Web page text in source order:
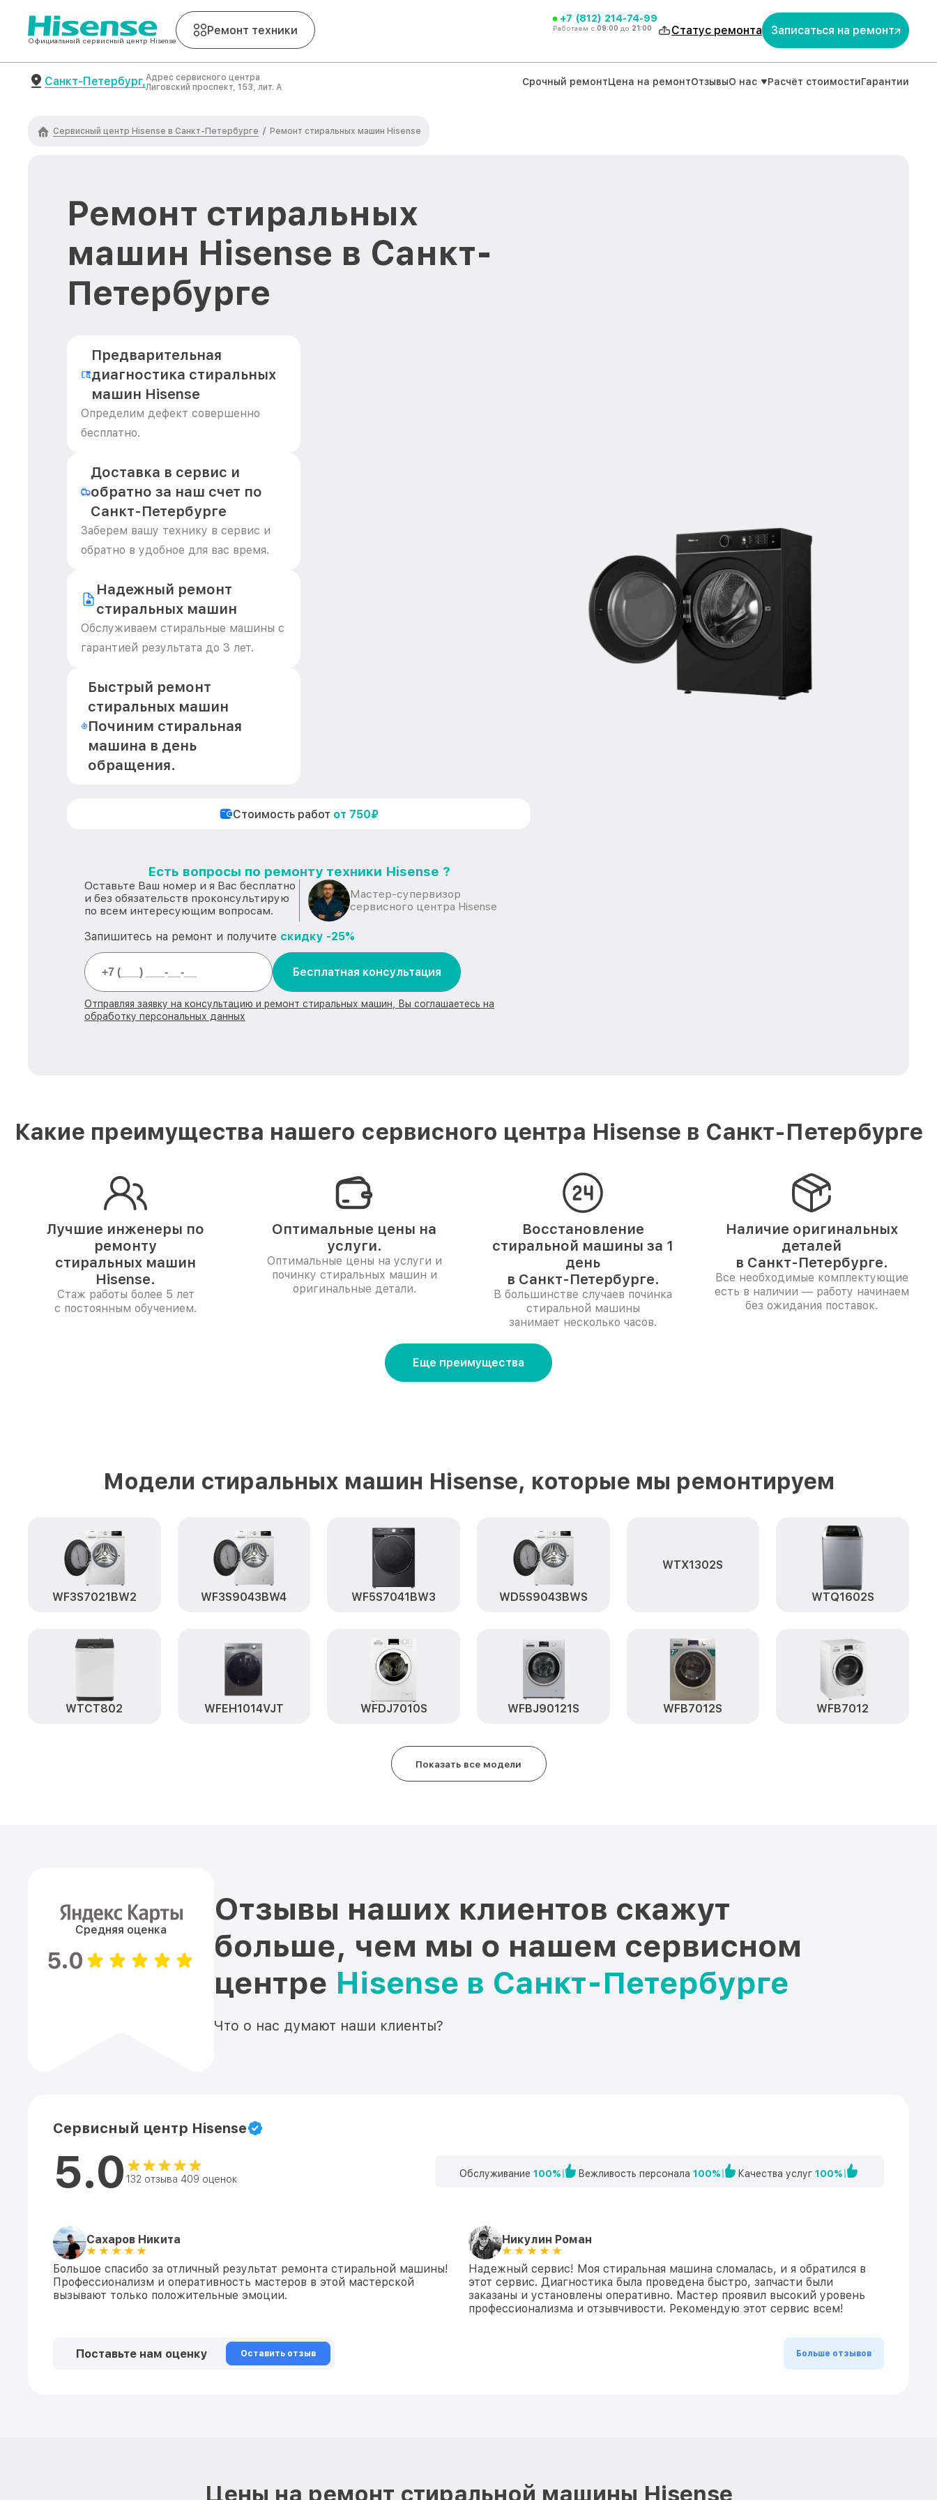
Официальный сервисный центр Hisense
Ремонт техники
+7 (812) 214-74-99
Работаем с 09:00 до 21:00 Статус ремонта Записаться на ремонт
Санкт-Петербург,Адрес сервисного центра
Лиговский проспект, 153, лит. А
Срочный ремонтЦена на ремонтОтзывыО нас Расчёт стоимостиГарантии
Сервисный центр Hisense в Санкт-Петербурге / Ремонт стиральных машин Hisense
Ремонт стиральных
машин Hisense в Санкт-
Петербурге
Предварительная
диагностика стиральных
машин Hisense
Определим дефект совершенно
бесплатно.
Доставка в сервис и
обратно за наш счет по
Санкт-Петербурге
Заберем вашу технику в сервис и
обратно в удобное для вас время.
Надежный ремонт
стиральных машин
Обслуживаем стиральные машины с
гарантией результата до 3 лет.
Быстрый ремонт
стиральных машин
Починим стиральная
машина в день
обращения.
Стоимость работ от 750₽
Есть вопросы по ремонту техники Hisense ?
Оставьте Ваш номер и я Вас бесплатно
и без обязательств проконсультирую
по всем интересующим вопросам.
Мастер-супервизор
сервисного центра Hisense
Запишитесь на ремонт и получите скидку -25%
Бесплатная консультация
Отправляя заявку на консультацию и ремонт стиральных машин, Вы соглашаетесь на
обработку персональных данных
Какие преимущества нашего сервисного центра Hisense в Санкт-Петербурге
Лучшие инженеры по
ремонту
стиральных машин
Hisense.
Стаж работы более 5 лет
с постоянным обучением.
Оптимальные цены на
услуги.
Оптимальные цены на услуги и
починку стиральных машин и
оригинальные детали.
Восстановление
стиральной машины за 1
день
в Санкт-Петербурге.
В большинстве случаев починка
стиральной машины
занимает несколько часов.
Наличие оригинальных
деталей
в Санкт-Петербурге.
Все необходимые комплектующие
есть в наличии — работу начинаем
без ожидания поставок.
Еще преимущества
Модели стиральных машин Hisense, которые мы ремонтируем
WF3S7021BW2 WF3S9043BW4 WF5S7041BW3 WD5S9043BWS
WTX1302S
WTQ1602S
WTCT802 WFEH1014VJT WFDJ7010S WFBJ90121S WFB7012S WFB7012
Показать все модели
Средняя оценка
5.0
Отзывы наших клиентов скажут
больше, чем мы о нашем сервисном
центре Hisense в Санкт-Петербурге
Что о нас думают наши клиенты?
Сервисный центр Hisense
5.0 132 отзыва 409 оценок Обслуживание 100% Вежливость персонала 100% Качества услуг 100%
Сахаров Никита
Большое спасибо за отличный результат ремонта стиральной машины!
Профессионализм и оперативность мастеров в этой мастерской
вызывают только положительные эмоции.
Никулин Роман
Надежный сервис! Моя стиральная машина сломалась, и я обратился в
этот сервис. Диагностика была проведена быстро, запчасти были
заказаны и установлены оперативно. Мастер проявил высокий уровень
профессионализма и отзывчивости. Рекомендую этот сервис всем!
Поставьте нам оценку Оставить отзыв Больше отзывов
Цены на ремонт стиральной машины Hisense